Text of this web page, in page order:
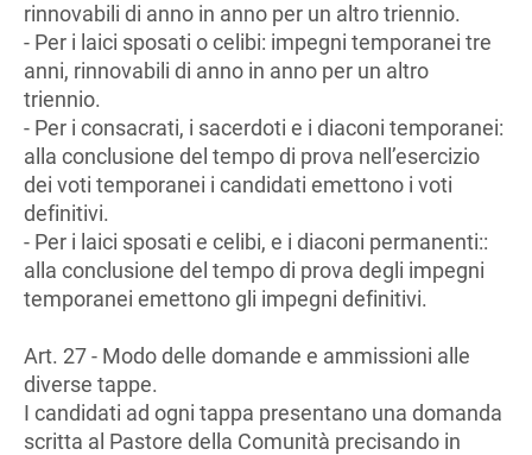
rinnovabili di anno in anno per un altro triennio.
- Per i laici sposati o celibi: impegni temporanei tre
anni, rinnovabili di anno in anno per un altro
triennio.
- Per i consacrati, i sacerdoti e i diaconi temporanei:
alla conclusione del tempo di prova nell’esercizio
dei voti temporanei i candidati emettono i voti
definitivi.
- Per i laici sposati e celibi, e i diaconi permanenti::
alla conclusione del tempo di prova degli impegni
temporanei emettono gli impegni definitivi.
Art. 27 - Modo delle domande e ammissioni alle
diverse tappe.
I candidati ad ogni tappa presentano una domanda
scritta al Pastore della Comunità precisando in